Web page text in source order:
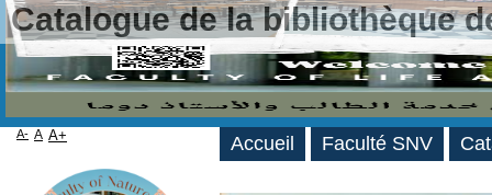
Catalogue de la bibliothèque
Accueil Faculté SNV
A- A A+